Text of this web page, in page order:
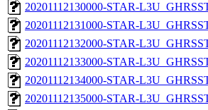
20201112130000-STAR-
20201112131000-STAR-
20201112132000-STAR-
20201112133000-STAR-
20201112134000-STAR-
20201112135000-STAR-